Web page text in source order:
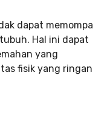
dapat memompa
Hal ini dapat
yang
fisik yang ringan